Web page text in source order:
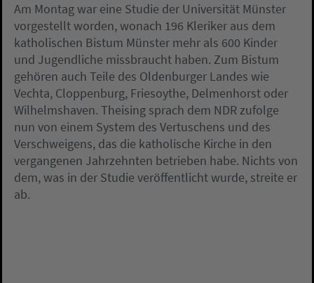
Am Montag war eine Studie der Universität Münster
vorgestellt worden, wonach 196 Kleriker aus dem
katholischen Bistum Münster mehr als 600 Kinder
und Jugendliche missbraucht haben. Zum Bistum
gehören auch Teile des Oldenburger Landes wie
Vechta, Cloppenburg, Friesoythe, Delmenhorst oder
Wilhelmshaven. Theising sprach dem NDR zufolge
nun von einem System des Vertuschens und des
Verschweigens, das die katholische Kirche in den
vergangenen Jahrzehnten betrieben habe. Nichts von
dem, was in der Studie veröffentlicht wurde, streite er
ab.